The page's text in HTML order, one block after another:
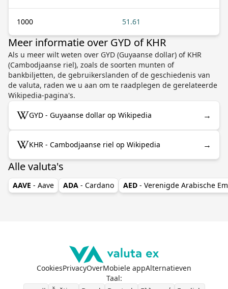
1000 51.61
Meer informatie over GYD of KHR
Als u meer wilt weten over GYD (Guyaanse dollar) of KHR
(Cambodjaanse riel), zoals de soorten munten of
bankbiljetten, de gebruikerslanden of de geschiedenis van
de valuta, raden we u aan om te raadplegen de gerelateerde
Wikipedia-pagina's.
GYD - Guyaanse dollar op Wikipedia →
KHR - Cambodjaanse riel op Wikipedia →
Alle valuta's
AAVE - Aave ADA - Cardano AED - Verenigde Arabische
CookiesPrivacyOverMobiele appAlternatieven
Taal: